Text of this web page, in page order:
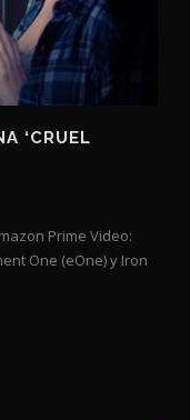
‘CRUEL
Prime Video:
One (eOne) y Iron